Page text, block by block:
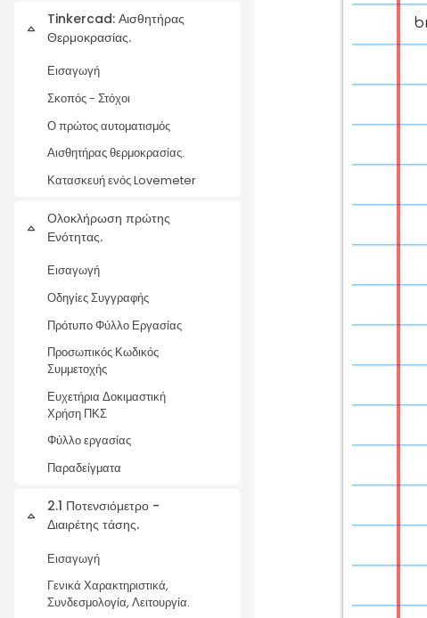
Collapse
Tinkercad: Αισθητήρας
Θερμοκρασίας.
Εισαγωγή
Σκοπός - Στόχοι
Ο πρώτος αυτοματισμός
Αισθητήρας θερμοκρασίας.
Κατασκευή ενός Lovemeter
Collapse
Ολοκλήρωση πρώτης
Ενότητας.
Εισαγωγή
Οδηγίες Συγγραφής
Πρότυπο Φύλλο Εργασίας
Προσωπικός Κωδικός
Συμμετοχής
Ευχετήρια Δοκιμαστική
Χρήση ΠΚΣ
Φύλλο εργασίας
Παραδείγματα
Collapse
2.1 Ποτενσιόμετρο -
Διαιρέτης τάσης.
Εισαγωγή
Γενικά Χαρακτηριστικά,
Συνδεσμολογία, Λειτουργία.